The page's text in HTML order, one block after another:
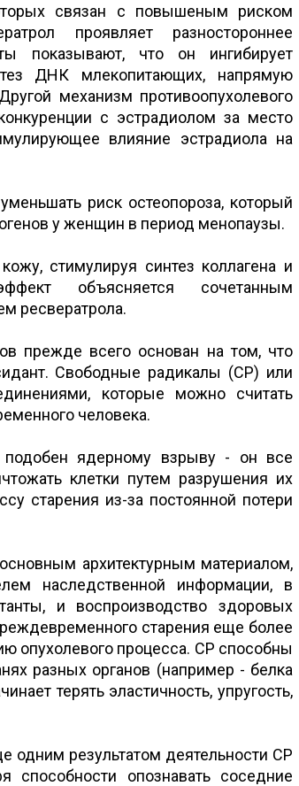
связан с повышеным риском
проявляет разностороннее
показывают, что он ингибирует
ДНК млекопитающих, напрямую
механизм противоопухолевого
с эстрадиолом за место
влияние эстрадиола на
риск остеопороза, который
у женщин в период менопаузы.
стимулируя синтез коллагена и
объясняется сочетанным
ресвератрола.
прежде всего основан на том, что
Свободные радикалы (СР) или
которые можно считать
человека.
подобен ядерному взрыву - он все
клетки путем разрушения их
старения из-за постоянной потери
архитектурным материалом,
наследственной информации, в
и воспроизводство здоровых
старения еще более
опухолевого процесса. СР способны
разных органов (например - белка
терять эластичность, упругость,
одним результатом деятельности СР
способности опознавать соседние